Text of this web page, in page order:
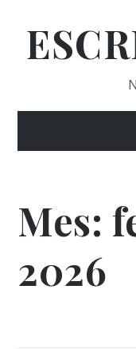
content
Mes:
2026